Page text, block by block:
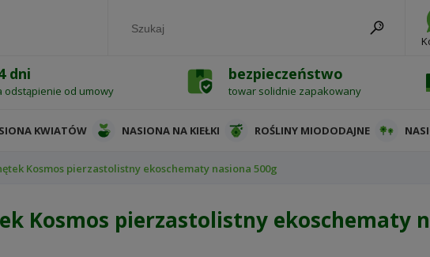
dni
odstąpienie od umowy
bezpieczeństwo
towar solidnie zapakowany
KWIATÓW NASIONA NA KIEŁKI ROŚLINY MIODODAJNE
Kosmos pierzastolistny ekoschematy nasiona 500g
Kosmos pierzastolistny ekoschematy